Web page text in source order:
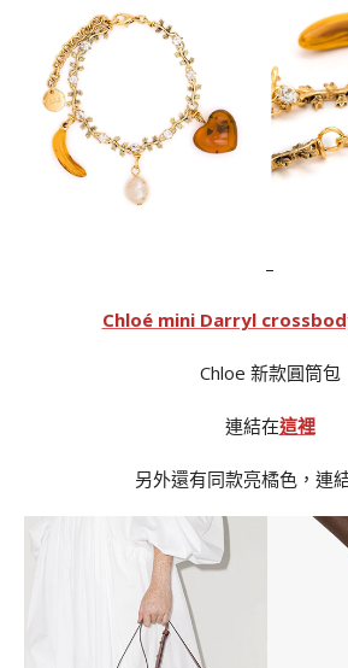
–
Chloé mini Darryl
Chloe 新款圓筒包
連結在這裡
另外還有同款亮橘色，連